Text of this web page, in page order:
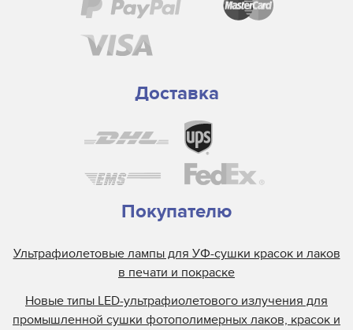
Доставка
Покупателю
Ультрафиолетовые лампы для УФ-сушки красок и лаков
в печати и покраске
Новые типы LED-ультрафиолетового излучения для
промышленной сушки фотополимерных лаков, красок и